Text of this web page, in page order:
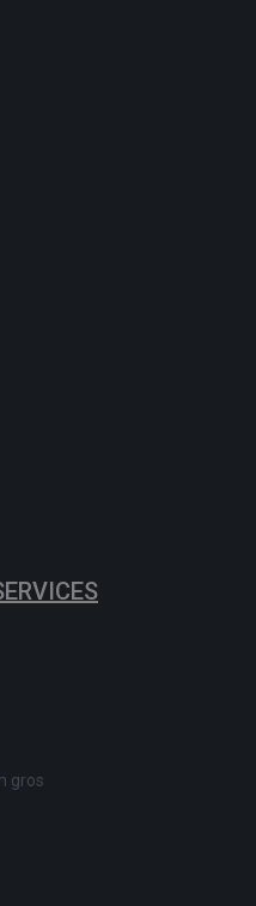
gros